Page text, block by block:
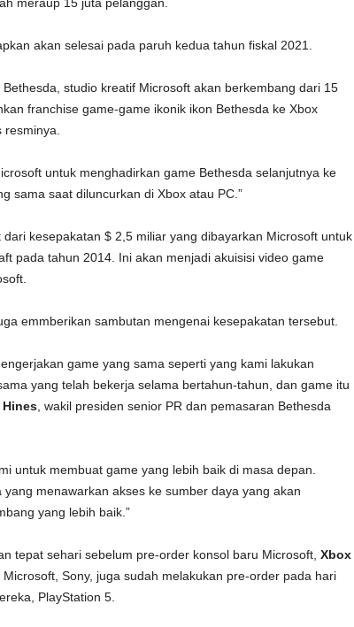
akan selesai pada paruh kedua tahun fiskal 2021.
studio kreatif Microsoft akan berkembang dari 15
franchise game-game ikonik ikon Bethesda ke Xbox
untuk menghadirkan game Bethesda selanjutnya ke
sama saat diluncurkan di Xbox atau PC.”
kesepakatan $ 2,5 miliar yang dibayarkan Microsoft untuk
pada tahun 2014. Ini akan menjadi akuisisi video game
emmberikan sambutan mengenai kesepakatan tersebut.
game yang sama seperti yang kami lakukan
yang telah bekerja selama bertahun-tahun, dan game itu
Hines, wakil presiden senior PR dan pemasaran Bethesda
untuk membuat game yang lebih baik di masa depan.
menawarkan akses ke sumber daya yang akan
yang lebih baik.”
tepat sehari sebelum pre-order konsol baru Microsoft, Xbox
Microsoft, Sony, juga sudah melakukan pre-order pada hari
PlayStation 5.